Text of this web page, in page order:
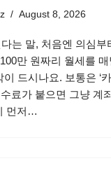
August 8, 2026
는 말, 처음엔 의심부
만 원짜리 월세를
드시나요. 보통은 ‘
수료가 붙으면 그냥 계
먼저…